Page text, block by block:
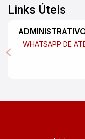
Links Úteis
ADMINISTRATIVO
WHATSAPP DE